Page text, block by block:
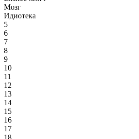
Мозг
Идиотека
5
6
7
8
9
10
11
12
13
14
15
16
17
18